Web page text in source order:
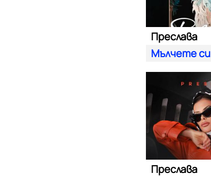
Преслава
Мълчете си
Преслава